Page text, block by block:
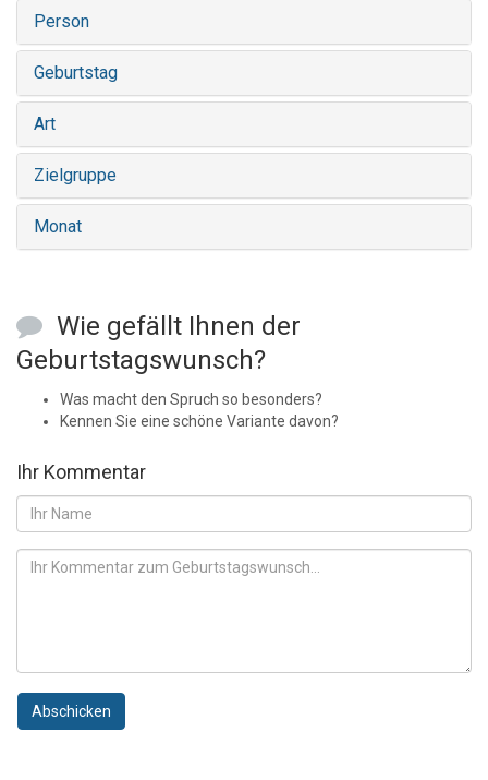
Person
Geburtstag
Art
Zielgruppe
Monat
Wie gefällt Ihnen der
Geburtstagswunsch?
Was macht den Spruch so besonders?
Kennen Sie eine schöne Variante davon?
Ihr Kommentar
Abschicken